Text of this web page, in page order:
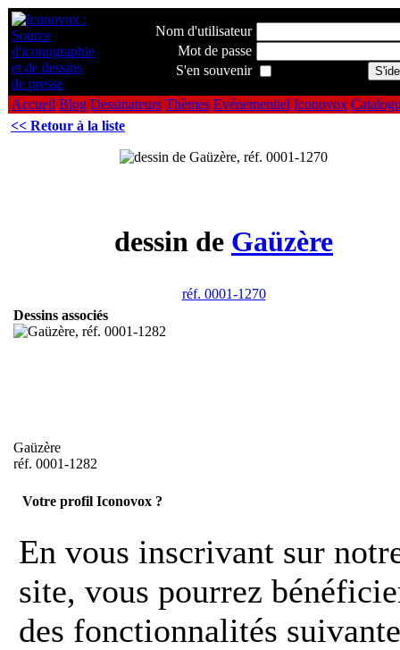
Nom d'utilisateur
Mot de passe
S'en souvenir
Accueil Blog Dessinateurs Thèmes Evénementiel Iconovox
<< Retour à la liste
dessin de Gaüzère
réf. 0001-1270
Dessins associés
Gaüzère
réf. 0001-1282
Votre profil Iconovox ?
En vous inscrivant sur
site, vous pourrez
des fonctionnalités